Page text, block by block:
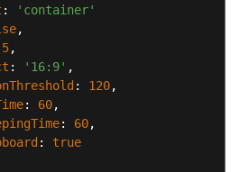
:
'container'
,
,
: '16:9' ,
: 120,
: 60,
: 60,
: true